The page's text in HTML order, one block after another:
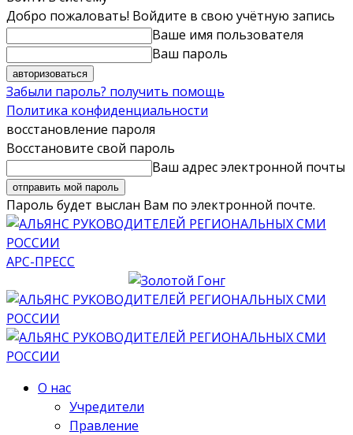
Добро пожаловать! Войдите в свою учётную запись
Ваше имя пользователя
Ваш пароль
Забыли пароль? получить помощь
Политика конфиденциальности
восстановление пароля
Восстановите свой пароль
Ваш адрес электронной почты
Пароль будет выслан Вам по электронной почте.
АРС-ПРЕСС
О нас
Учредители
Правление